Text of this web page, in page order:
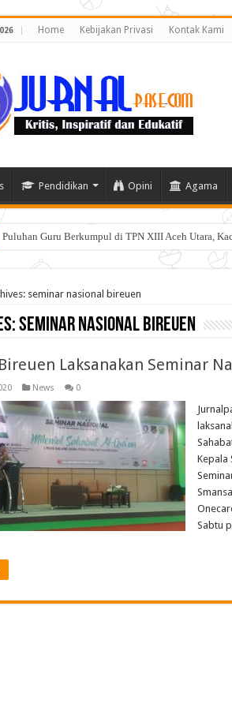
Home Kebijakan Privasi Kontak Kami
Pendidikan Opini Agama
Puluhan Guru Berkumpul di TPN XIII Aceh Utara,
seminar nasional bireuen
seminar nasional bireuen
Laksanakan Seminar
News 0
Kepala
Sabtu